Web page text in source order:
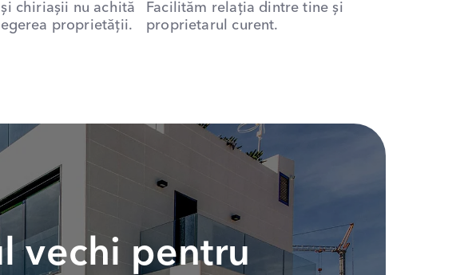
chiriașii nu achită
proprietății.
Facilităm relația dintre tine și
proprietarul curent.
vechi pentru